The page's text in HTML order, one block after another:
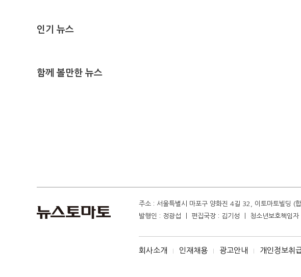
인기 뉴스
함께 볼만한 뉴스
주소 : 서울특별시 마포구 양화진 4길 32, 이토마토빌딩
발행인 : 정광섭 ㅣ 편집국장 : 김기성 ㅣ 청소년보호책
회사소개 I 인재채용 I 광고안내 I 개인정보취